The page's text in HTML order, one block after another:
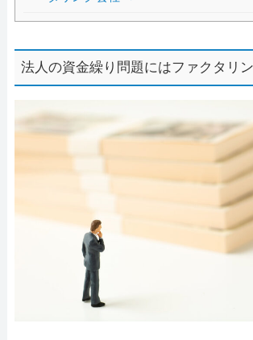
法人の資金繰り問題にはファクタリ